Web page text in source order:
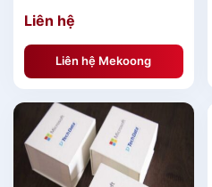
[caption
align="aligncenter"
Phòng TPSK đẹp
MKBQT02
Liên hệ
Liên hệ Mekoong